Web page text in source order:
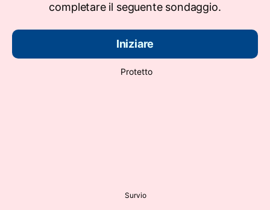
completare il seguente sondaggio.
Iniziare
Protetto
Survio